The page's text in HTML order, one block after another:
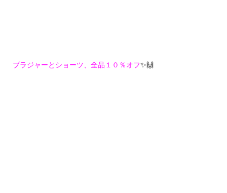
ブラジャーとショーツ、全品１０％オフ✨🙌